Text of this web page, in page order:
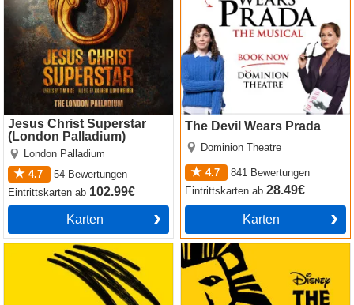
Jesus Christ Superstar
(London Palladium)
London Palladium
4.7
54 Bewertungen
Eintrittskartenab 102.99€
Karten
The Devil Wears Prada
Dominion Theatre
4.7 841 Bewertungen
Eintrittskartenab28.49€
Karten
Operation Mincemeat The Lion King